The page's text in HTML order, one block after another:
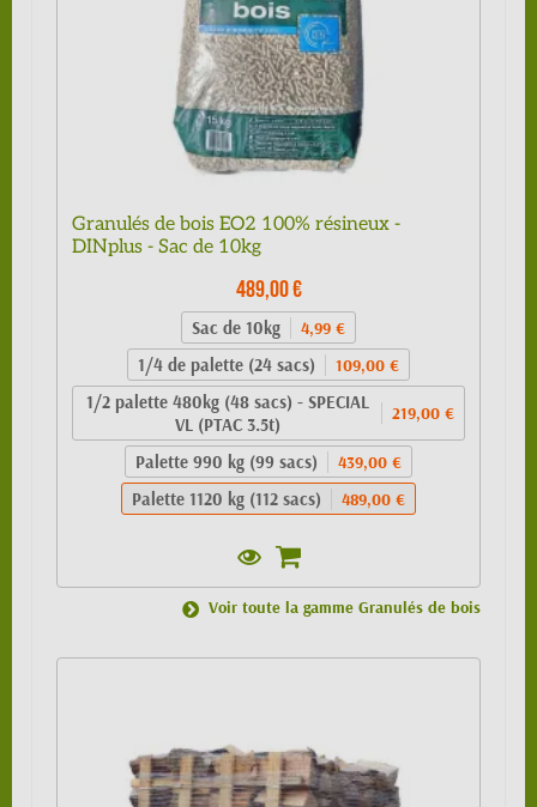
Granulés de bois EO2 100% résineux -
DINplus - Sac de 10kg
489,00 €
Sac de 10kg 4,99 €
1/4 de palette (24 sacs) 109,00 €
1/2 palette 480kg (48 sacs) - SPECIAL
VL (PTAC 3.5t)
219,00 €
Palette 990 kg (99 sacs) 439,00 €
Palette 1120 kg (112 sacs) 489,00 €
Voir toute la gamme Granulés de bois